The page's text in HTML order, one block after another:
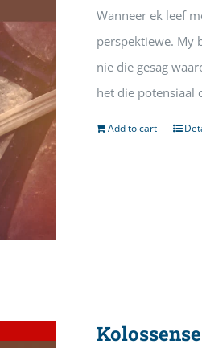
Wanneer ek leef
perspektiewe. My
nie die gesag
het die potensiaal
Add to cart